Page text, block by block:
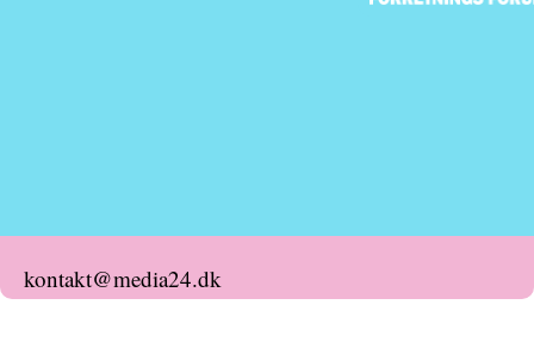
kontakt@media24.dk